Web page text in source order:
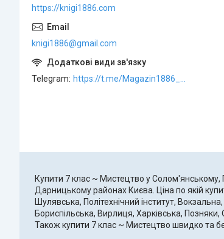
https://knigi1886.com
knigi1886@gmail.com
Telegram
Купити 7 клас ~ Мистецтво у
Дарницькому районах Києва. Ціна по якій
Шулявська, Політехнічний інститут,
Бориспільська, Вирлиця, Харківська,
Також купити 7 клас ~ Мистецтво швидко та